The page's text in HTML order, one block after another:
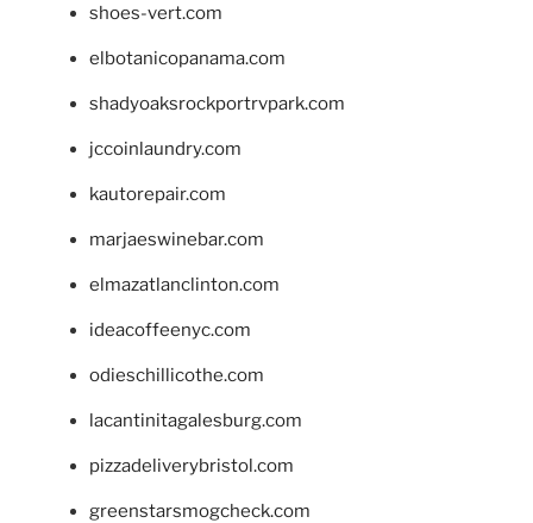
shoes-vert.com
elbotanicopanama.com
shadyoaksrockportrvpark.com
jccoinlaundry.com
kautorepair.com
marjaeswinebar.com
elmazatlanclinton.com
ideacoffeenyc.com
odieschillicothe.com
lacantinitagalesburg.com
pizzadeliverybristol.com
greenstarsmogcheck.com